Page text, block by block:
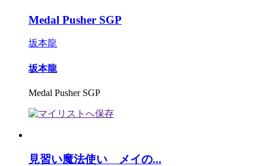
Medal Pusher SGP
坂本龍
坂本龍
Medal Pusher SGP
見習い魔法使い メイの...